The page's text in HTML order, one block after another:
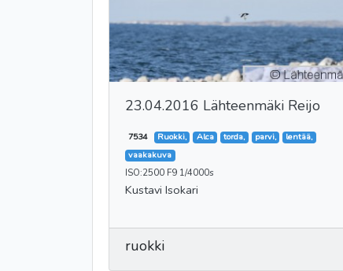
23.04.2016 Lähteenmäki Reijo
7534 Ruokki, Alca torda, parvi,
lentää,
vaakakuva
ISO:2500 F9 1/4000s
Kustavi Isokari
ruokki